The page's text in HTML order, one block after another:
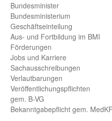
Bundes­minister
Bundes­ministerium
Geschäfts­einteilung
Aus- und Fortbildung im BMI
Förderungen
Jobs und Karriere
Sachaus­schreibungen
Verlautbarungen
Veröffentlichungspflichten
gem. B-VG
Bekanntgabepflicht gem.